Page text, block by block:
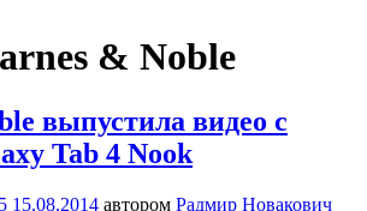
& Noble
выпустила видео с
Tab 4 Nook
15.08.2014 автором Радмир Новакович